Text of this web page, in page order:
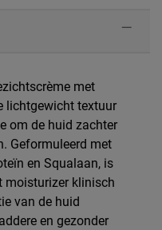
met
lichtgewicht textuur
om de huid zachter
Geformuleerd met
en Squalaan, is
moisturizer klinisch
van de huid
en gezonder